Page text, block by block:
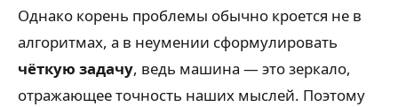
Однако корень проблемы обычно кроется не в
алгоритмах, а в неумении сформулировать
чёткую задачу, ведь машина — это зеркало,
отражающее точность наших мыслей. Поэтому